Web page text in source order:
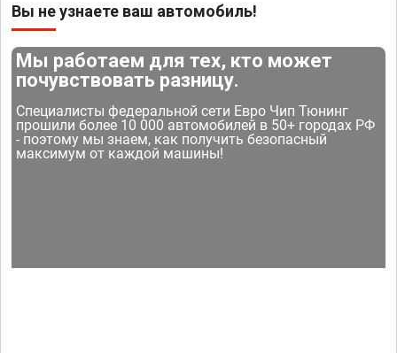
Вы не узнаете ваш автомобиль!
Мы работаем для тех, кто может
почувствовать разницу.
Специалисты федеральной сети Евро Чип Тюнинг
прошили более 10 000 автомобилей в 50+ городах РФ
- поэтому мы знаем, как получить безопасный
максимум от каждой машины!